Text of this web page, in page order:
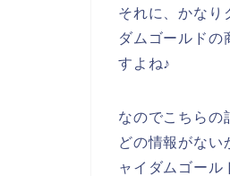
それに、かなり
ダムゴールド
すよね♪
なのでこちらの
どの情報がない
ャイダムゴール